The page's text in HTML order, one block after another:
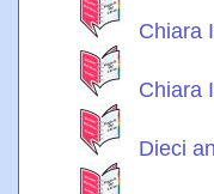
Chiara
Chiara
Dieci